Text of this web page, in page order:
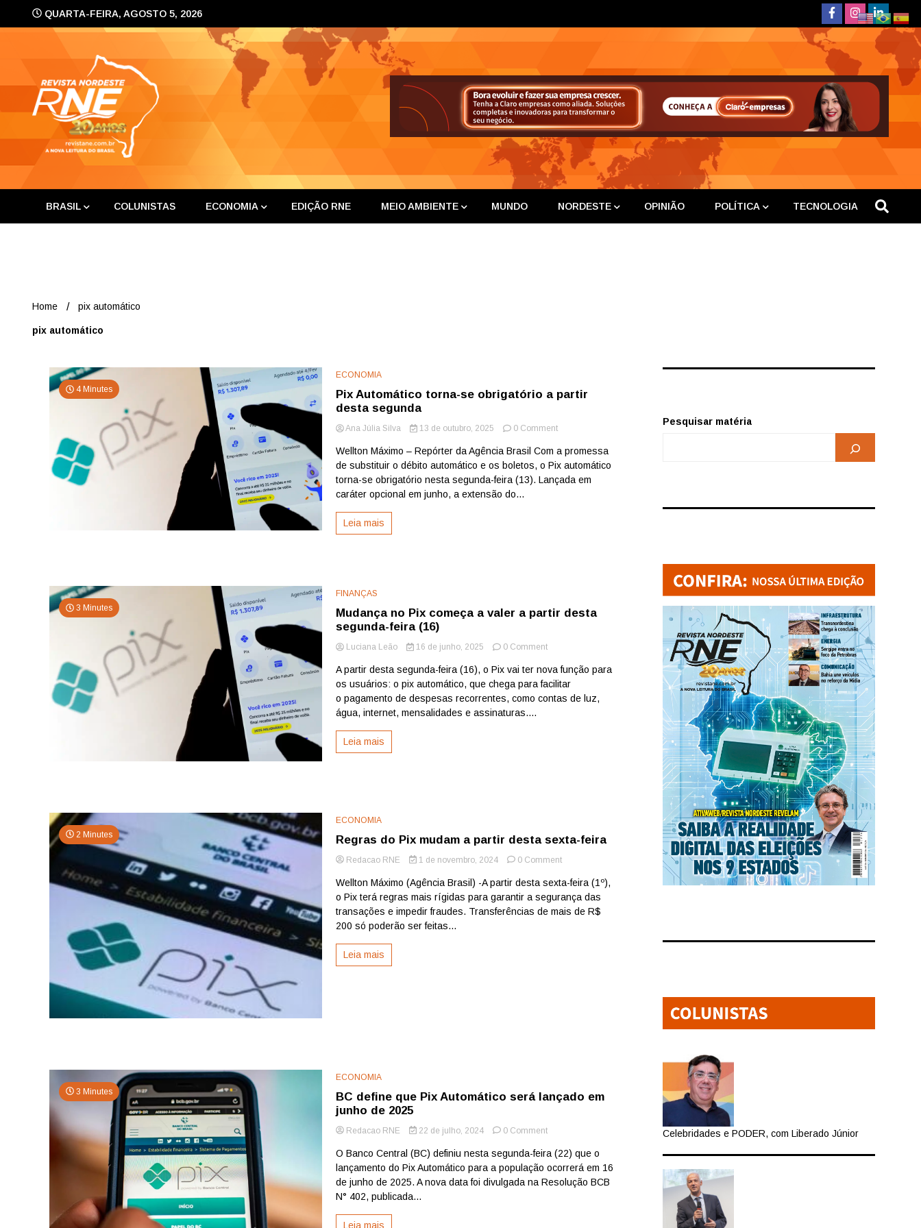
QUARTA-FEIRA, AGOSTO 5, 2026
Revista Nordeste
A nova leitura do Brasil
BRASIL COLUNISTAS ECONOMIA EDIÇÃO RNE MEIO AMBIENTE MUNDO NORDESTE OPINIÃO POLÍTICA TECNOLOGIA
Home pix automático
pix automático
4 Minutes
ECONOMIA
Pix Automático torna-se obrigatório a partir
desta segunda
Ana Júlia Silva 13 de outubro, 2025 0 Commenton
Automático
torna-
se
Wellton Máximo – Repórter da Agência Brasil Com a promessa
de substituir o débito automático e os boletos, o Pix automático
torna-se obrigatório nesta segunda-feira (13). Lançada em
caráter opcional em junho, a extensão do...
Leia mais
3 Minutes
FINANÇAS
Mudança no Pix começa a valer a partir desta
segunda-feira (16)
Luciana Leão 16 de junho, 2025 0 Commenton
no
Pix
começa
A partir desta segunda-feira (16), o Pix vai ter nova função para
os usuários: o pix automático, que chega para facilitar
o pagamento de despesas recorrentes, como contas de luz,
água, internet, mensalidades e assinaturas....
Leia mais
2 Minutes
ECONOMIA
Regras do Pix mudam a partir desta sexta-feira
Redacao RNE 1 de novembro, 2024 0 Commenton
do
Pix
mudam
Wellton Máximo (Agência Brasil) -A partir desta sexta-feira (1º),
o Pix terá regras mais rígidas para garantir a segurança das
transações e impedir fraudes. Transferências de mais de R$
200 só poderão ser feitas...
Leia mais
3 Minutes
ECONOMIA
BC define que Pix Automático será lançado em
junho de 2025
Redacao RNE 22 de julho, 2024 0 Commenton
define
que
Pix
O Banco Central (BC) definiu nesta segunda-feira (22) que o
lançamento do Pix Automático para a população ocorrerá em 16
de junho de 2025. A nova data foi divulgada na Resolução BCB
N° 402, publicada...
Leia mais
Pesquisar matéria
Celebridades e PODER, com Liberado Júnior